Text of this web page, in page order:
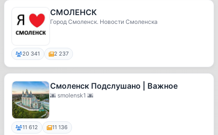
СМОЛЕНСК
Город Смоленск. Новости Смоленска
20 341 2 237
Смоленск Подслушано | Важное
🌆 smolensk1 🌆
11 612 11 136